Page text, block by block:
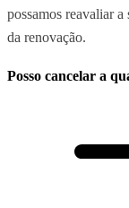
possamos reavaliar a
da renovação.
Posso cancelar a